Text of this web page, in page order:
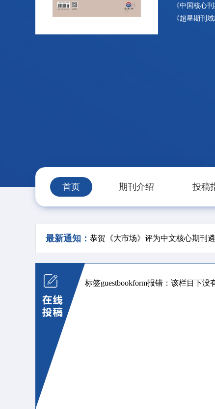
《中国核心
《超星期刊
首页 期刊介绍 投稿
最新通知： 恭贺《大市场》评为中文核心期刊
标签guestbookform报错：该栏目下没